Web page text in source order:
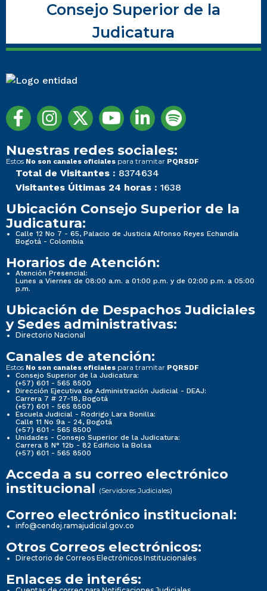
Consejo Superior de la
Judicatura
Nuestras redes sociales:
Estos No son canales oficiales para tramitar PQRSDF
Total de Visitantes : 8374634
Visitantes Últimas 24 horas : 1638
Ubicación Consejo Superior de la
Judicatura:
Calle 12 No 7 - 65, Palacio de Justicia Alfonso Reyes Echandía
Bogotá - Colombia
Horarios de Atención:
Atención Presencial:
Lunes a Viernes de 08:00 a.m. a 01:00 p.m. y de 02:00 p.m. a 05:00
p.m.
Ubicación de Despachos Judiciales
y Sedes administrativas:
Directorio Nacional
Canales de atención:
Estos No son canales oficiales para tramitar PQRSDF
Consejo Superior de la Judicatura:
(+57) 601 - 565 8500
Dirección Ejecutiva de Administración Judicial - DEAJ:
Carrera 7 # 27-18, Bogotá
(+57) 601 - 565 8500
Escuela Judicial - Rodrigo Lara Bonilla:
Calle 11 No 9a - 24, Bogotá
(+57) 601 - 565 8500
Unidades - Consejo Superior de la Judicatura:
Carrera 8 N° 12b - 82 Edificio la Bolsa
(+57) 601 - 565 8500
Acceda a su correo electrónico
institucional (Servidores Judiciales)
Correo electrónico institucional:
info@cendoj.ramajudicial.gov.co
Otros Correos electrónicos:
Directorio de Correos Electrónicos Institucionales
Enlaces de interés: